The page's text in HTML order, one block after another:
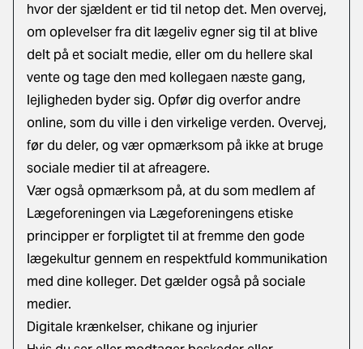
hvor der sjældent er tid til netop det. Men overvej,
om oplevelser fra dit lægeliv egner sig til at blive
delt på et socialt medie, eller om du hellere skal
vente og tage den med kollegaen næste gang,
lejligheden byder sig. Opfør dig overfor andre
online, som du ville i den virkelige verden. Overvej,
før du deler, og vær opmærksom på ikke at bruge
sociale medier til at afreagere.
Vær også opmærksom på, at du som medlem af
Lægeforeningen via Lægeforeningens etiske
principperer forpligtet til at fremme den gode
lægekultur gennem en respektfuld kommunikation
med dine kolleger. Det gælder også på sociale
medier.
Digitale krænkelser, chikane og injurier